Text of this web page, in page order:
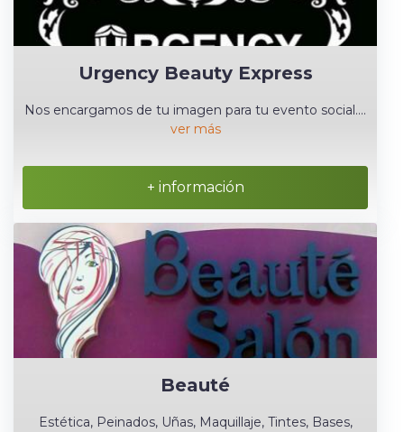
Urgency Beauty Express
Nos encargamos de tu imagen para tu evento social....
ver más
+ información
Beauté
Estética, Peinados, Uñas, Maquillaje, Tintes, Bases,